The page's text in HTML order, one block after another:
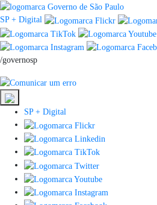
SP + Digital
/governosp
SP + Digital